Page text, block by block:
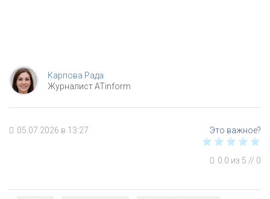
Карпова Рада
Журналист ATinform
05.07.2026 в 13:27
0.0 из 5 // 0